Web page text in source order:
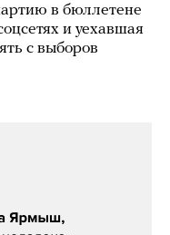
в бюллетене
и уехавшая
с выборов